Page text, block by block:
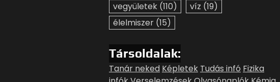
vegyületek (110) víz (19)
élelmiszer (15)
Társoldalak:
Tanár neked Képletek Tudás infó Fizika